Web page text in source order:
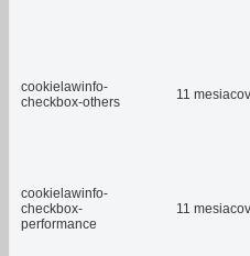
cookielawinfo-
checkbox-others
11 mesiacov
cookielawinfo-
checkbox-
performance
11 mesiacov